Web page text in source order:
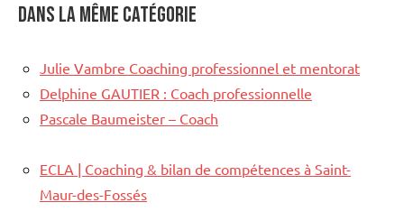
Dans la même catégorie
Julie Vambre Coaching professionnel et mentorat
Delphine GAUTIER : Coach professionnelle
Pascale Baumeister – Coach
ECLA | Coaching & bilan de compétences à Saint-
Maur-des-Fossés